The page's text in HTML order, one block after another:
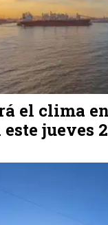
el clima
jueves